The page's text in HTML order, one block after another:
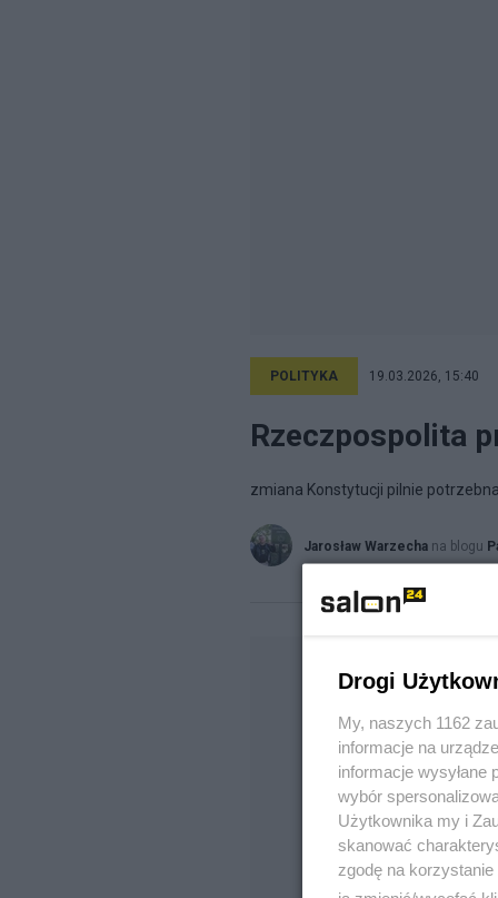
POLITYKA 19.03.2026, 15:40
Rzeczpospolita
zmiana Konstytucji pilnie potrzebna
Jarosław Warzecha na blogu
Drogi
My, naszych 1162
informacje na
informacje wysyłane
wybór
Użytkownika my i
skanować
zgodę na